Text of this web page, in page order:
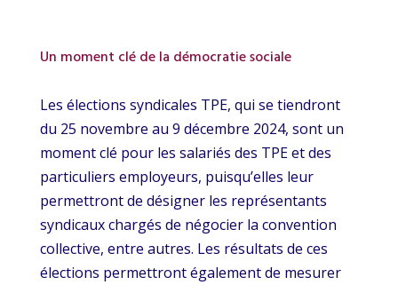
Un moment clé de la démocratie sociale
Les élections syndicales TPE, qui se tiendront
du 25 novembre au 9 décembre 2024, sont un
moment clé pour les salariés des TPE et des
particuliers employeurs, puisqu’elles leur
permettront de désigner les représentants
syndicaux chargés de négocier la convention
collective, entre autres. Les résultats de ces
élections permettront également de mesurer